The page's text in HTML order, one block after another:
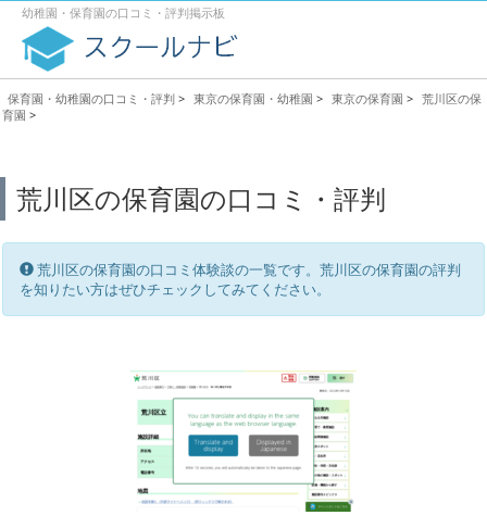
幼稚園・保育園の口コミ・評判掲示板
保育園・幼稚園の口コミ・評判 > 東京の保育園・幼稚園 > 東京の保育園 > 荒川区の保
育園 >
荒川区の保育園の口コミ・評判
荒川区の保育園の口コミ体験談の一覧です。荒川区の保育園の評判
を知りたい方はぜひチェックしてみてください。